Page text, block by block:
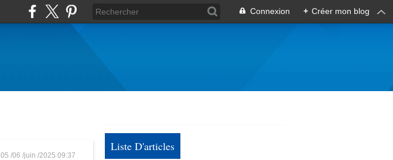
Connexion + Créer mon blog
05 /06 /juin /2025 09:37
Liste D'articles